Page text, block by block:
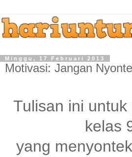
Minggu, 17 Februari 2013
Motivasi: Jangan
Tulisan ini
kelas
yang